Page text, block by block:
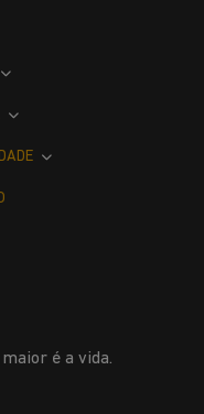
é a vida.